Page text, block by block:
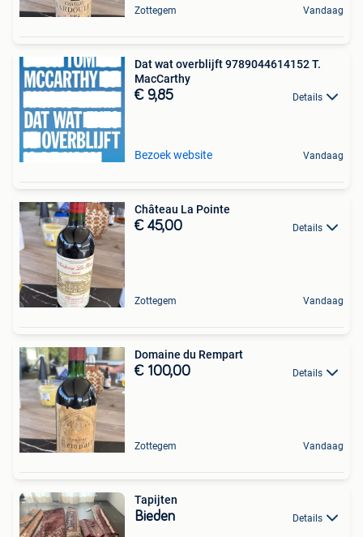
Zottegem Vandaag
Dat wat overblijft 9789044614152 T.
MacCarthy
€ 9,85 Details
Bezoek website Vandaag
Château La Pointe
€ 45,00 Details
Zottegem Vandaag
Domaine du Rempart
€ 100,00 Details
Zottegem Vandaag
Tapijten
Bieden Details